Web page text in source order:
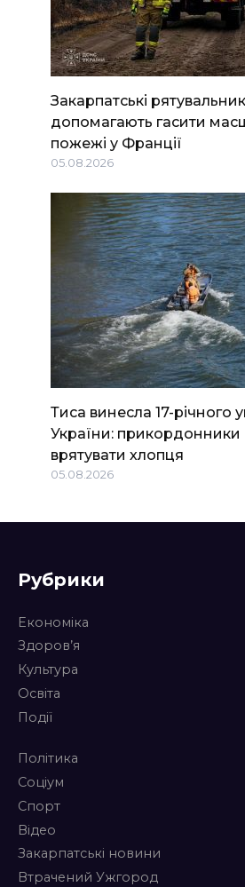
Закарпатські
допомагають гасити
пожежі у Франції
05.08.2026
Тиса винесла 17-річного
України: прикордонники
врятувати хлопця
05.08.2026
Рубрики
Економіка
Здоров’я
Культура
Освіта
Події
Політика
Соціум
Спорт
Відео
Закарпатські новини
Втрачений Ужгород